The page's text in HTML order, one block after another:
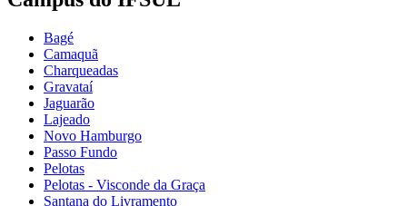
Bagé
Camaquã
Charqueadas
Gravataí
Jaguarão
Lajeado
Novo Hamburgo
Passo Fundo
Pelotas
Pelotas - Visconde da Graça
Santana do Livramento